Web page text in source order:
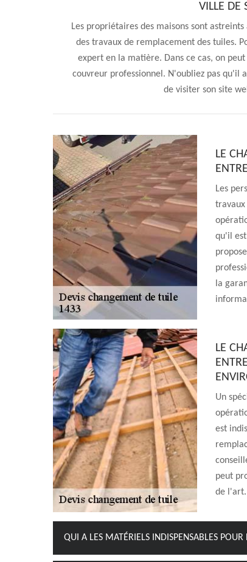
VILLE DE
Les propriétaires des maisons sont
des travaux de remplacement des tuiles.
expert en la matière. Dans ce cas, on
couvreur professionnel. N'oubliez pas
de visiter son site
LE
Les
travaux
qu'il
la
LE
Un
est
peut
de
QUI A LES MATÉRIELS INDISPENSABLES